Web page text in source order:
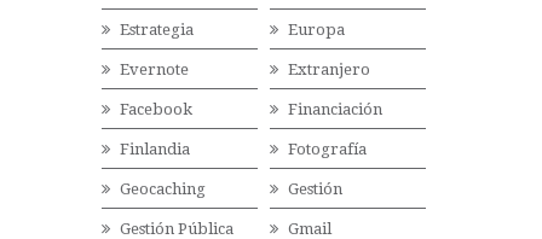
Estrategia Europa
Evernote Extranjero
Facebook Financiación
Finlandia Fotografía
Geocaching Gestión
Gestión Pública Gmail